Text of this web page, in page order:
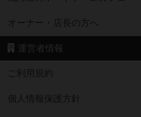
オーナー・店長の方へ
運営者情報
ご利用規約
個人情報保護方針